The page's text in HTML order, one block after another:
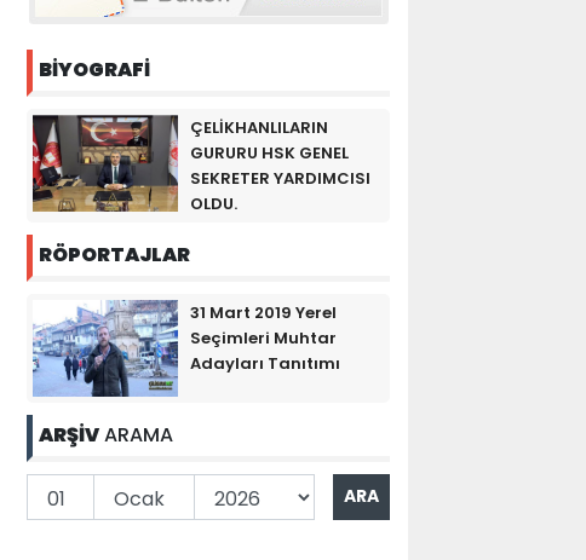
BİYOGRAFİ
ÇELİKHANLILARIN
GURURU HSK GENEL
SEKRETER YARDIMCISI
OLDU.
RÖPORTAJLAR
31 Mart 2019 Yerel
Seçimleri Muhtar
Adayları Tanıtımı
ARŞİVARAMA